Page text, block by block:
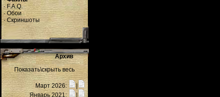
·F.A.Q.
· Обои
· Скриншоты
Архив
Показать\скрыть весь
Март 2026:
Январь 2021:
|